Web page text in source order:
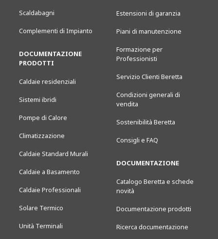
Scaldabagni
Complementi di Impianto
DOCUMENTAZIONE
PRODOTTI
Caldaie residenziali
Sistemi ibridi
Pompe di Calore
Climatizzazione
Caldaie Standard Murali
Caldaie a Basamento
Caldaie Professionali
Solare Termico
Unità Terminali
Estensioni di garanzia
Piani di manutenzione
Formazione per
Professionisti
Servizio Clienti Beretta
Condizioni generali di
vendita
Sostenibilità Beretta
Consigli e FAQ
DOCUMENTAZIONE
Catalogo Beretta e schede
novità
Documentazione prodotti
Ricerca documentazione